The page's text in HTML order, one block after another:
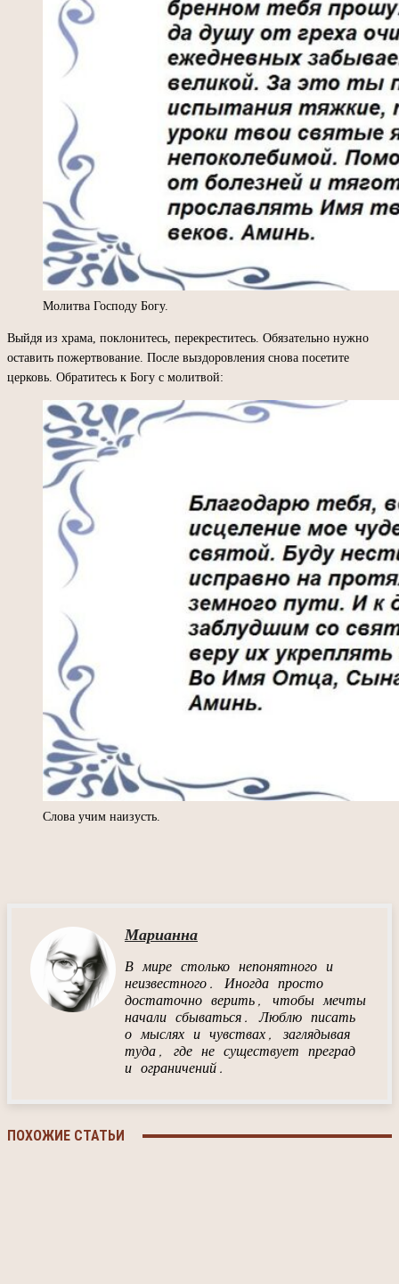
Молитва Господу Богу.
Выйдя из храма, поклонитесь, перекреститесь. Обязательно нужно
оставить пожертвование. После выздоровления снова посетите
церковь. Обратитесь к Богу с молитвой:
Слова учим наизусть.
Марианна
В мире столько непонятного и
неизвестного. Иногда просто
достаточно верить, чтобы мечты
начали сбываться. Люблю писать
о мыслях и чувствах, заглядывая
туда, где не существует преград
и ограничений.
ПОХОЖИЕ СТАТЬИ